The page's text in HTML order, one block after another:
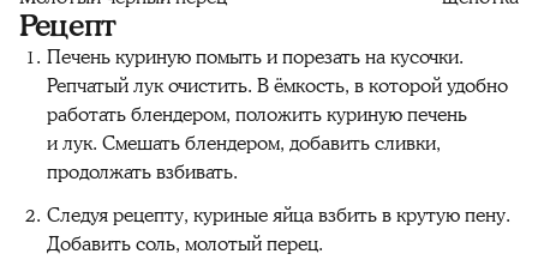
Рецепт
Печень куриную помыть и порезать на кусочки.
Репчатый лук очистить. В ёмкость, в которой удобно
работать блендером, положить куриную печень
и лук. Смешать блендером, добавить сливки,
продолжать взбивать.
Следуя рецепту, куриные яйца взбить в крутую пену.
Добавить соль, молотый перец.